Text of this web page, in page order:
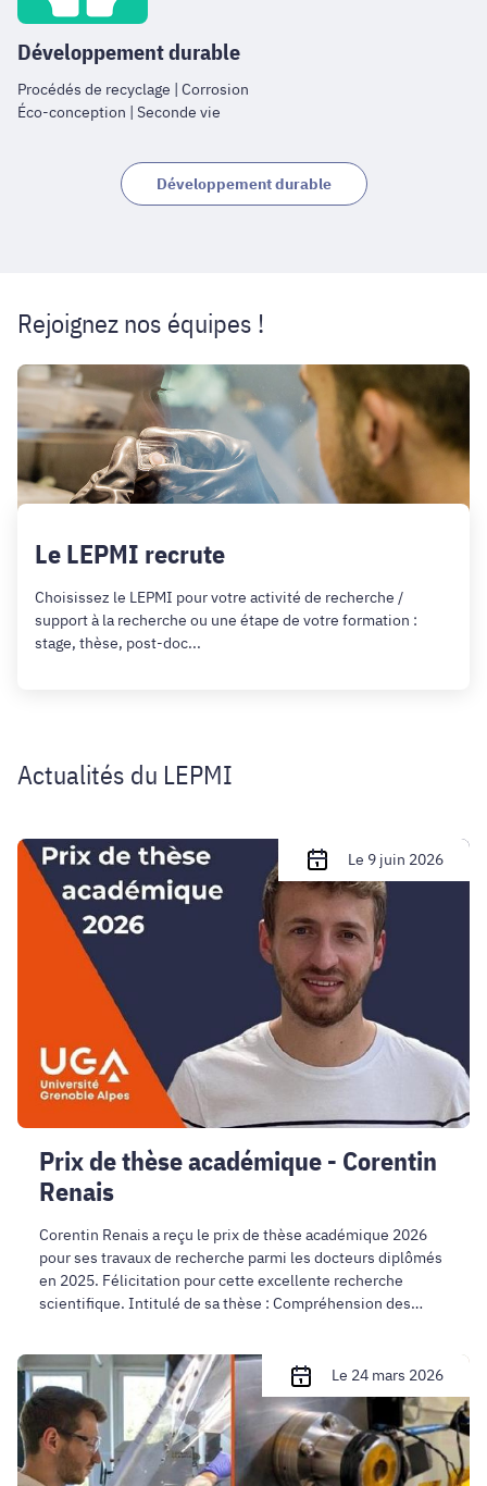
Développement durable
Procédés de recyclage | Corrosion
Éco-conception | Seconde vie
Développement durable
Rejoignez nos équipes !
Le LEPMI recrute
Choisissez le LEPMI pour votre activité de recherche /
support à la recherche ou une étape de votre formation :
stage, thèse, post-doc...
Actualités du LEPMI
Prix
de
thèse
académique
Corentin
Le 9 juin 2026
Prix de thèse académique - Corentin
Renais
Corentin Renais a reçu le prix de thèse académique 2026
pour ses travaux de recherche parmi les docteurs diplômés
en 2025. Félicitation pour cette excellente recherche
scientifique. Intitulé de sa thèse : Compréhension des
Comprendre
les
ions
pour
mieux
Le 24 mars 2026